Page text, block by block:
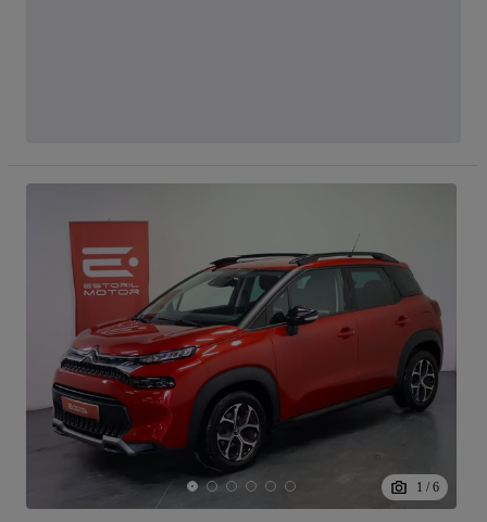
1 / 6